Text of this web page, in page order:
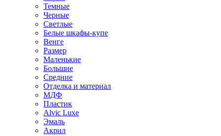
Темные
Черные
Светлые
Белые шкафы-купе
Венге
Размер
Маленькие
Большие
Средние
Отделка и материал
МДФ
Пластик
Alvic Luxe
Эмаль
Акрил